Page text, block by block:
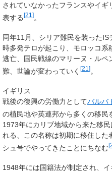
されていなかったフランスやイ
表する[21 ]
同年11月、シリア難民を装った
時多発テロが起こり、モロッコ系
逃亡、国民戦線のマリーヌ・ル
難、世論が変わっていく [21 ]。
イギリス
戦後の復興の労働力としてバルバ
の植民地や英連邦から多くの移民
1973年にカリブ地域から来た移
れる、この名称は初期に移住した
シュ号でやってきたことにちなむ[
1948年には国籍法が制定され、